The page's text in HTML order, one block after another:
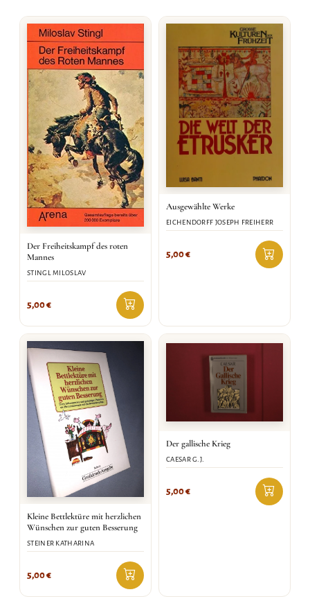
Der Freiheitskampf des roten
Mannes
STINGL MILOSLAV
5,00€
Ausgewählte Werke
EICHENDORFF JOSEPH FREIHERR
5,00€
Kleine Bettlektüre mit herzlichen
Wünschen zur guten Besserung
STEINER KATHARINA
5,00€
Der gallische Krieg
CAESAR G.J.
5,00€